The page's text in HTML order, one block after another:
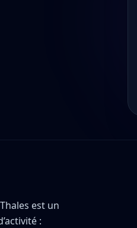
est un
: